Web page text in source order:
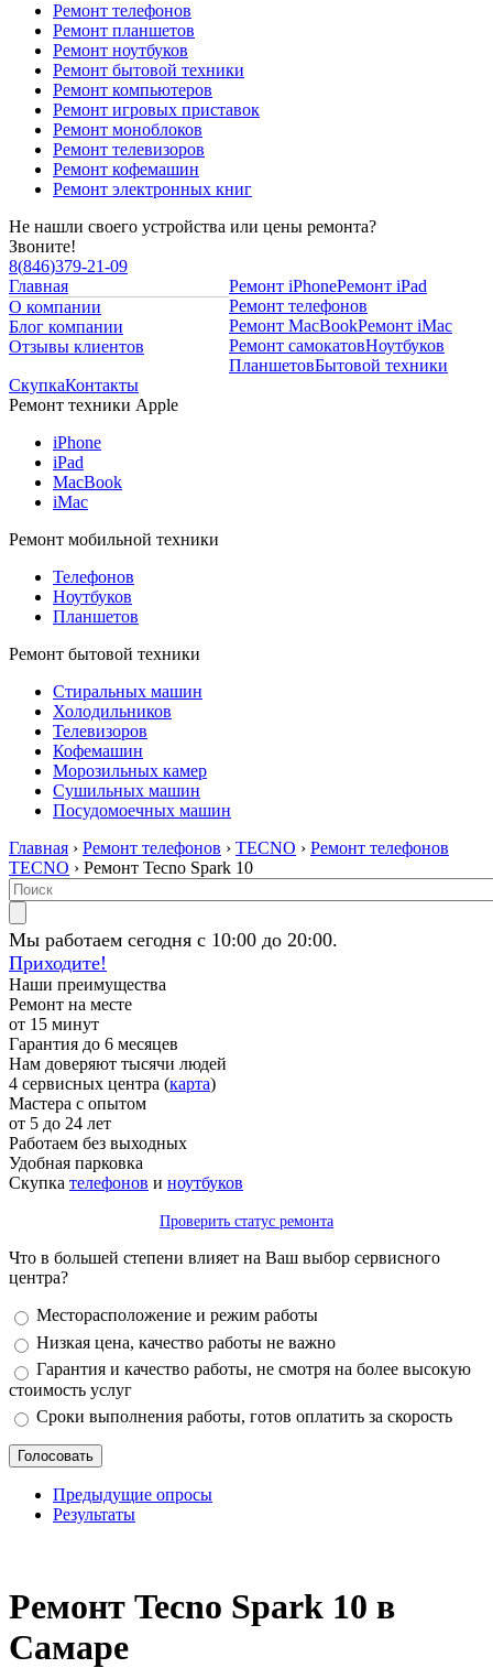
Ремонт телефонов
Ремонт планшетов
Ремонт ноутбуков
Ремонт бытовой техники
Ремонт компьютеров
Ремонт игровых приставок
Ремонт моноблоков
Ремонт телевизоров
Ремонт кофемашин
Ремонт электронных книг
Не нашли своего устройства или цены ремонта?
Звоните!
8(846)379-21-09
Главная
О компании
Блог компании
Отзывы клиентов
Ремонт iPhoneРемонт iPad
Ремонт телефонов
Ремонт MacBookРемонт iMac
Ремонт самокатовНоутбуков
ПланшетовБытовой техники
СкупкаКонтакты
Ремонт техники Apple
iPhone
iPad
MacBook
iMac
Ремонт мобильной техники
Телефонов
Ноутбуков
Планшетов
Ремонт бытовой техники
Стиральных машин
Холодильников
Телевизоров
Кофемашин
Морозильных камер
Сушильных машин
Посудомоечных машин
Главная › Ремонт телефонов › TECNO › Ремонт телефонов
TECNO › Ремонт Tecno Spark 10
Мы работаем сегодня с 10:00 до 20:00.
Приходите!
Наши преимущества
Ремонт на месте
от 15 минут
Гарантия до 6 месяцев
Нам доверяют тысячи людей
4 сервисных центра (карта)
Мастера с опытом
от 5 до 24 лет
Работаем без выходных
Удобная парковка
Скупка телефонов и ноутбуков
Проверить статус ремонта
Что в большей степени влияет на Ваш выбор сервисного
центра?
Варианты
Месторасположение и режим работы
Низкая цена, качество работы не важно
Гарантия и качество работы, не смотря на более высокую
стоимость услуг
Сроки выполнения работы, готов оплатить за скорость
Предыдущие опросы
Результаты
Ремонт Tecno Spark 10 в
Самаре